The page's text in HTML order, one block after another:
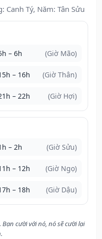
Canh Tý, Năm: Tân Sửu
– 6h (Giờ Mão)
– 16h (Giờ Thân)
– 22h (Giờ Hợi)
– 2h (Giờ Sửu)
– 12h (Giờ Ngọ)
– 18h (Giờ Dậu)
cười với nó, nó sẽ cười lại